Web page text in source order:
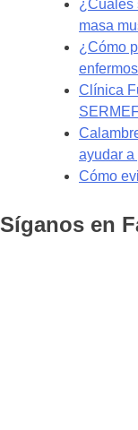
¿Cuáles
masa
¿Cómo
Clínica
ayudar
Cómo
Síganos en